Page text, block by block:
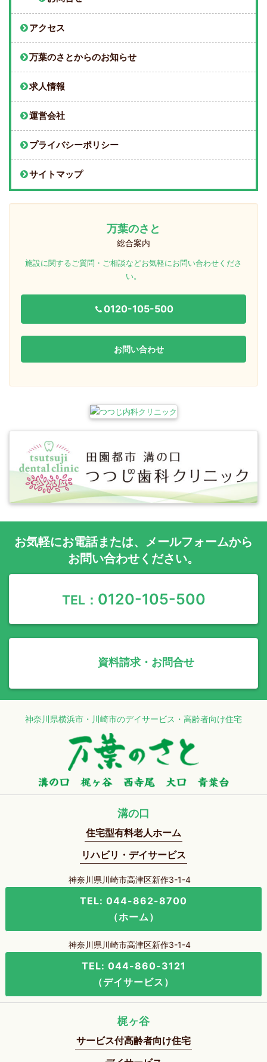
アクセス
万葉のさとからのお知らせ
求人情報
運営会社
プライバシーポリシー
サイトマップ
万葉のさと
総合案内
施設に関するご質問・ご相談などお気軽にお問い合わせくださ
い。
0120-105-500
お問い合わせ
お気軽にお電話または、 メールフォームから
お問い合わせください。
TEL： 0120-105-500
資料請求・お問合せ
神奈川県横浜市・川崎市のデイサービス・高齢者向け住宅
溝の口
住宅型有料老人ホーム
リハビリ・デイサービス
神奈川県川崎市高津区新作3-1-4
TEL: 044-862-8700
（ホーム）
神奈川県川崎市高津区新作3-1-4
TEL: 044-860-3121
（デイサービス）
梶ヶ谷
サービス付高齢者向け住宅